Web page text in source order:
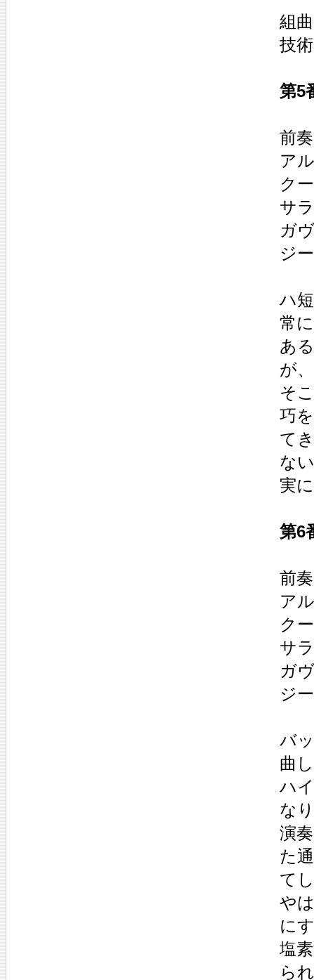
組
技
第5
前
ア
ク
サ
ガ
ジ
ハ
常
あ
が
そ
巧
て
な
実
第6
前
ア
ク
サ
ガ
ジ
バ
曲
ハ
な
演
た
て
や
に
塩
ら